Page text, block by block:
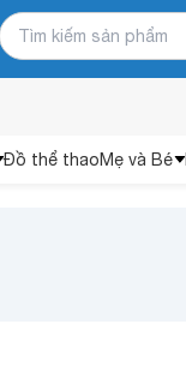
Đồ thể thaoMẹ và Bé